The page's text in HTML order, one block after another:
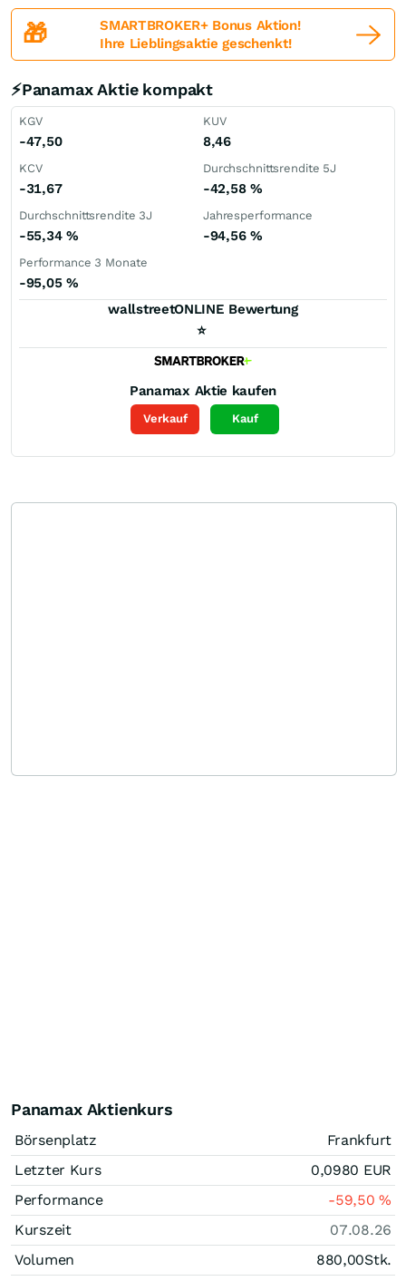
🎁
SMARTBROKER+ Bonus Aktion!
Ihre Lieblingsaktie geschenkt!
⚡Panamax Aktie kompakt
KGV
-47,50
KUV
8,46
KCV
-31,67
Durchschnittsrendite 5J
-42,58 %
Durchschnittsrendite 3J
-55,34 %
Jahresperformance
-94,56 %
Performance 3 Monate
-95,05 %
wallstreetONLINE Bewertung
⭐
Panamax Aktie kaufen
Verkauf Kauf
Panamax Aktienkurs
Börsenplatz
Frankfurt
Letzter Kurs
0,0980 EUR
Performance
-59,50%
Kurszeit
07.08.26
Volumen
880,00Stk.